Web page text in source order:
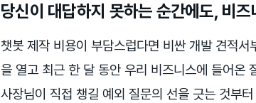
당신이 대답하지 못하는 순간에도, 비
챗봇 제작 비용이 부담스럽다면 비싼 개발 견적
을 열고 최근 한 달 동안 우리 비즈니스에 들어온
사장님이 직접 챙길 예외 질문의 선을 긋는 것부